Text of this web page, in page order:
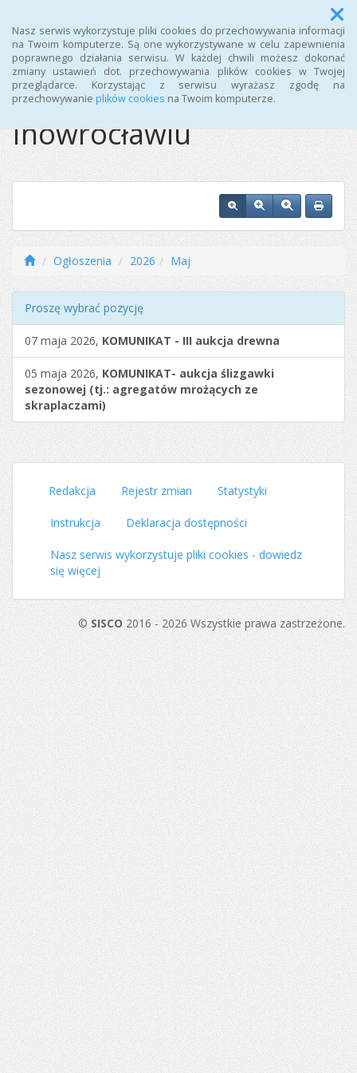
Nasz serwis wykorzystuje pliki cookies do przechowywania informacji
na Twoim komputerze. Są one wykorzystywane w celu zapewnienia
poprawnego działania serwisu. W każdej chwili możesz dokonać
zmiany ustawień dot. przechowywania plików cookies w Twojej
przeglądarce. Korzystając z serwisu wyrażasz zgodę na
przechowywanie plików cookies na Twoim komputerze.
Menu
Ośrodek Sportu i
Rekreacji w
Inowrocławiu
Ogłoszenia 2026 Maj
Proszę wybrać pozycję
07 maja 2026, KOMUNIKAT - III aukcja drewna
05 maja 2026, KOMUNIKAT- aukcja ślizgawki
sezonowej (tj.: agregatów mrożących ze
skraplaczami)
Redakcja Rejestr zmian Statystyki
Instrukcja Deklaracja dostępności
Nasz serwis wykorzystuje pliki cookies - dowiedz
się więcej
© SISCO 2016 - 2026 Wszystkie prawa zastrzeżone.